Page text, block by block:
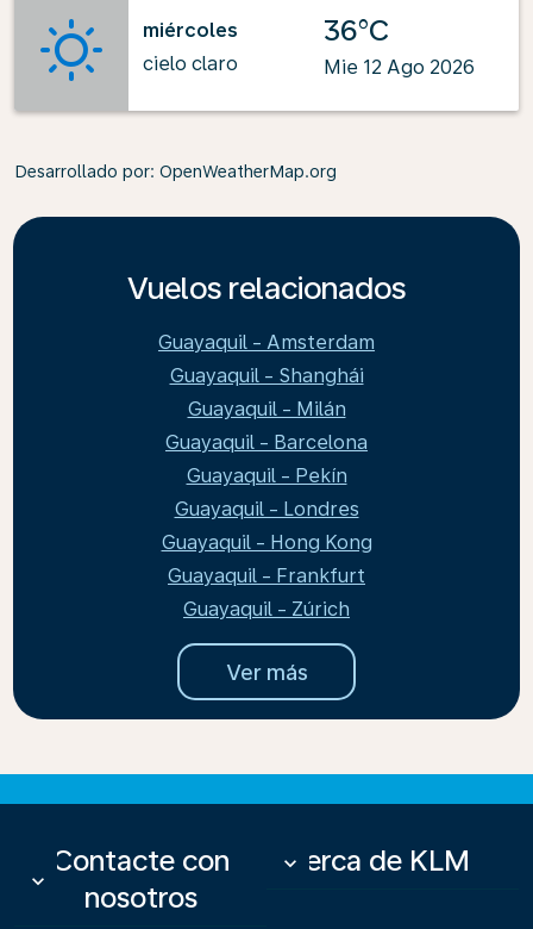
miércoles
cielo claro
36°C
Mie 12 Ago 2026
Desarrollado por: OpenWeatherMap.org
Vuelos relacionados
Guayaquil - Amsterdam
Guayaquil - Shanghái
Guayaquil - Milán
Guayaquil - Barcelona
Guayaquil - Pekín
Guayaquil - Londres
Guayaquil - Hong Kong
Guayaquil - Frankfurt
Guayaquil - Zúrich
Ver más
Contacte con
nosotros
keyboard_arrow_down
Acerca de KLM
keyboard_arrow_down